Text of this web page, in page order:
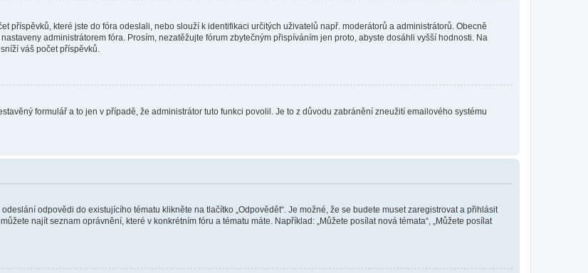
příspěvků, které jste do fóra odeslali, nebo slouží k identifikaci určitých uživatelů např. moderátorů a administrátorů. Obecně
administrátorem fóra. Prosím, nezatěžujte fórum zbytečným přispíváním jen proto, abyste dosáhli vyšší hodnosti. Na
váš počet příspěvků.
formulář a to jen v případě, že administrátor tuto funkci povolil. Je to z důvodu zabránění zneužití emailového systému
odpovědi do existujícího tématu klikněte na tlačítko „Odpovědět“. Je možné, že se budete muset zaregistrovat a přihlásit
najít seznam oprávnění, které v konkrétním fóru a tématu máte. Například: „Můžete posílat nová témata“, „Můžete posílat